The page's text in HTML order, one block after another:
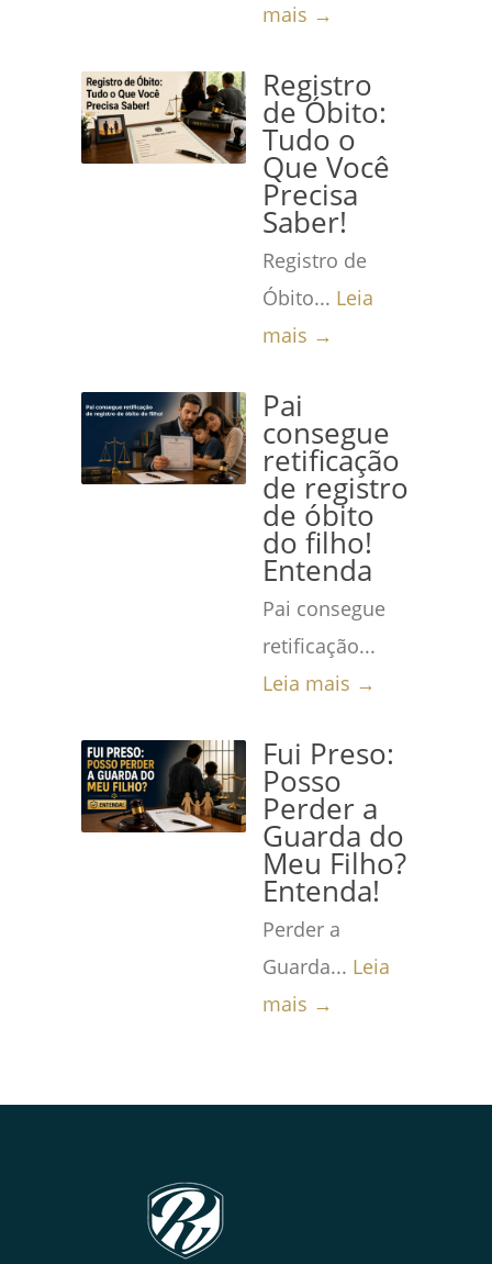
mais →
Registro
de Óbito:
Tudo o
Que Você
Precisa
Saber!
Registro de
Óbito... Leia
mais →
Pai
consegue
retificação
de registro
de óbito
do filho!
Entenda
Pai consegue
retificação...
Leia mais →
Fui Preso:
Posso
Perder a
Guarda do
Meu Filho?
Entenda!
Perder a
Guarda... Leia
mais →